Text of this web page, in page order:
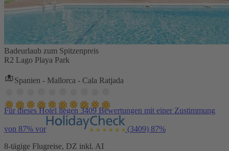
Badeurlaub zum Spitzenpreis
R2 Lago Playa Park
Spanien - Mallorca - Cala Ratjada
Für dieses Hotel liegen 3409 Bewertungen mit einer Zustimmung
von 87% vor (3409) 87%
8-tägige Flugreise, DZ inkl. AI